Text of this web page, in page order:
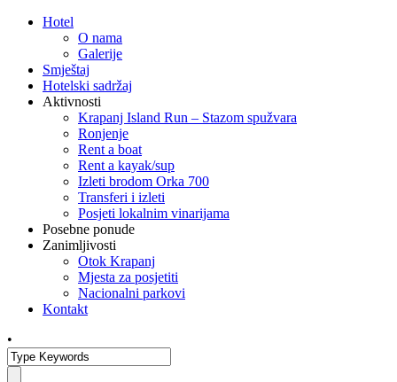
Hotel
O nama
Galerije
Smještaj
Hotelski sadržaj
Aktivnosti
Krapanj Island Run – Stazom spužvara
Ronjenje
Rent a boat
Rent a kayak/sup
Izleti brodom Orka 700
Transferi i izleti
Posjeti lokalnim vinarijama
Posebne ponude
Zanimljivosti
Otok Krapanj
Mjesta za posjetiti
Nacionalni parkovi
Kontakt
•